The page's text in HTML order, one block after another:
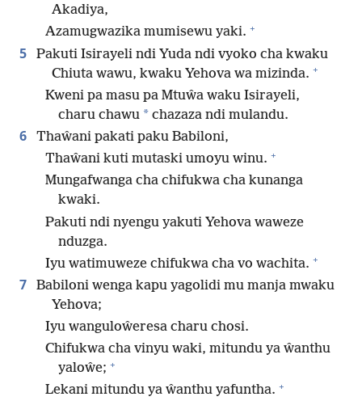
Akadiya,
Azamugwazika mumisewu yaki. +
5
Pakuti Isirayeli ndi Yuda ndi vyoko cha kwaku
Chiuta wawu, kwaku Yehova wa mizinda. +
Kweni pa masu pa Mtuŵa waku Isirayeli,
charu chawu * chazaza ndi mulandu.
6
Thaŵani pakati paku Babiloni,
Thaŵani kuti mutaski umoyu winu. +
Mungafwanga cha chifukwa cha kunanga
kwaki.
Pakuti ndi nyengu yakuti Yehova waweze
nduzga.
Iyu watimuweze chifukwa cha vo wachita. +
7
Babiloni wenga kapu yagolidi mu manja mwaku
Yehova;
Iyu wanguloŵeresa charu chosi.
Chifukwa cha vinyu waki, mitundu ya ŵanthu
yaloŵe; +
Lekani mitundu ya ŵanthu yafuntha. +